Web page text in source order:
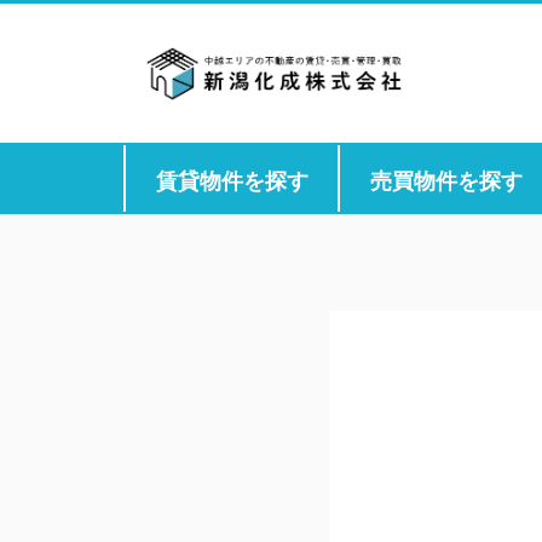
賃貸物件を探す 売買物件を探す